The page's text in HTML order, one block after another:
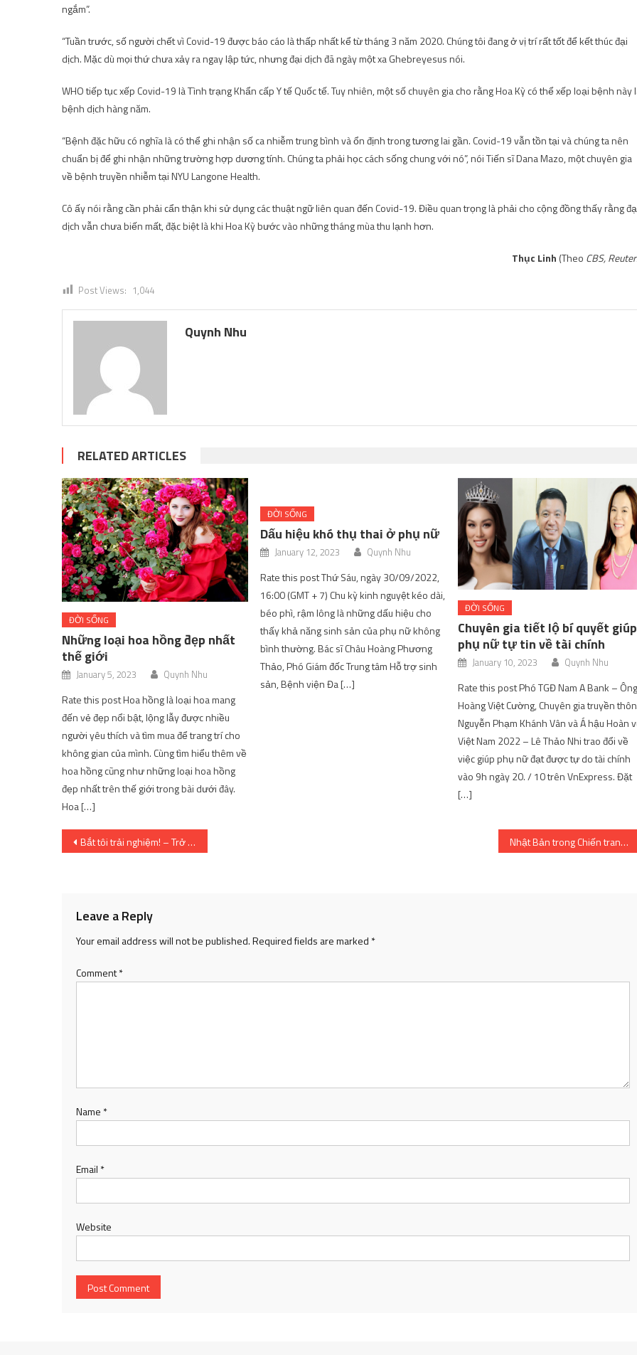
ngắm”.
“Tuần trước, số người chết vì Covid-19 được báo cáo là thấp nhất kể từ tháng 3 năm 2020. Chúng tôi đang ở vị trí rất tốt để kết thúc đại
dịch. Mặc dù mọi thứ chưa xảy ra ngay lập tức, nhưng đại dịch đã ngày một xa Ghebreyesus nói.
WHO tiếp tục xếp Covid-19 là Tình trạng Khẩn cấp Y tế Quốc tế. Tuy nhiên, một số chuyên gia cho rằng Hoa Kỳ có thể xếp loại bệnh này
bệnh dịch hàng năm.
“Bệnh đặc hữu có nghĩa là có thể ghi nhận số ca nhiễm trung bình và ổn định trong tương lai gần. Covid-19 vẫn tồn tại và chúng ta nên
chuẩn bị để ghi nhận những trường hợp dương tính. Chúng ta phải học cách sống chung với nó”, nói Tiến sĩ Dana Mazo, một chuyên gia
về bệnh truyền nhiễm tại NYU Langone Health.
Cô ấy nói rằng cần phải cẩn thận khi sử dụng các thuật ngữ liên quan đến Covid-19. Điều quan trọng là phải cho cộng đồng thấy rằng
dịch vẫn chưa biến mất, đặc biệt là khi Hoa Kỳ bước vào những tháng mùa thu lạnh hơn.
Thục Linh (Theo CBS,
Post Views: 1,044
Quynh Nhu
RELATED ARTICLES
ĐỜI SỐNG
Những loại hoa hồng đẹp nhất
thế giới
January 5, 2023 Quynh Nhu
Rate this post Hoa hồng là loại hoa mang
đến vẻ đẹp nổi bật, lộng lẫy được nhiều
người yêu thích và tìm mua để trang trí cho
không gian của mình. Cùng tìm hiểu thêm về
hoa hồng cũng như những loại hoa hồng
đẹp nhất trên thế giới trong bài dưới đây.
Hoa […]
ĐỜI SỐNG
Dấu hiệu khó thụ thai ở phụ nữ
January 12, 2023 Quynh Nhu
Rate this post Thứ Sáu, ngày 30/09/2022,
16:00 (GMT + 7) Chu kỳ kinh nguyệt kéo dài,
béo phì, rậm lông là những dấu hiệu cho
thấy khả năng sinh sản của phụ nữ không
bình thường. Bác sĩ Châu Hoàng Phương
Thảo, Phó Giám đốc Trung tâm Hỗ trợ sinh
sản, Bệnh viện Đa […]
ĐỜI SỐNG
Chuyên gia tiết lộ bí quyết giúp
phụ nữ tự tin về tài chính
January 10, 2023 Quynh Nhu
Rate this post Phó TGĐ Nam A Bank – Ông
Hoàng Việt Cường, Chuyên gia truyền
Nguyễn Phạm Khánh Vân và Á hậu Hoàn
Việt Nam 2022 – Lê Thảo Nhi trao đổi về
việc giúp phụ nữ đạt được tự do tài chính
vào 9h ngày 20. / 10 trên VnExpress. Đặt
[…]
Post
Bắt tôi trải nghiệm! – Trở về tuổi thơ với trò chơi đuổi bắt Nhật Bản trong Chiến tranh – Tất cả Anime
Leave a Reply
Your email address will not be published.Required fields are marked *
Comment*
Name *
Email *
Website